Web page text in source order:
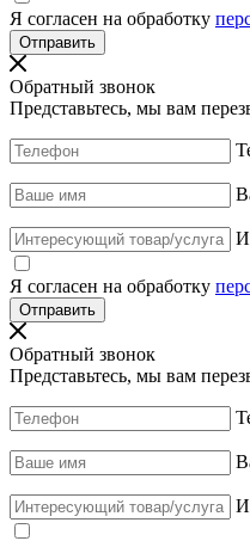
Я согласен на обработку
Обратный звонок
Представьтесь, мы вам
Я согласен на обработку
Обратный звонок
Представьтесь, мы вам